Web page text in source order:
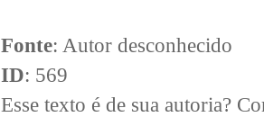
Fonte: Autor desconhecido
ID: 569
Esse texto é de sua autoria?